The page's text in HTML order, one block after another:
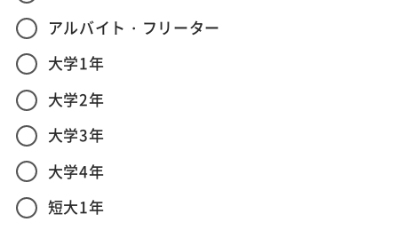
アルバイト・フリーター
大学1年
大学2年
大学3年
大学4年
短大1年